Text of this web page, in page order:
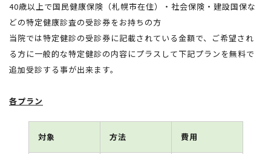
40歳以上で国民健康保険（札幌市在住）・社会保険・建設国保な
どの特定健康診査の受診券をお持ちの方
当院では特定健診の受診券に記載されている金額で、ご希望され
る方に一般的な特定健診の内容にプラスして下記プランを無料で
追加受診する事が出来ます。
各プラン
対象 方法 費用